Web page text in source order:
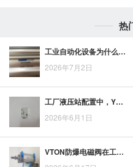
热
工业自动化设备为什么关注JUFAN双作用液压缸的双向驱动能力
2026年7月2日
工厂液压站配置中，YUKEN叶片泵的一站式应用思路
2026年6月1日
VTON防爆电磁阀在工业安全场景中的稳定控制价值